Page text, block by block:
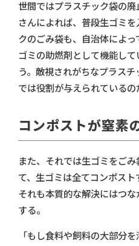
世間ではプラスチック袋の
さんによれば、普段生ゴミ
クのごみ袋も、自治体によ
ゴミの助燃剤として機能し
う。敵視されがちなプラス
では役割が与えられているの
コンポストが窒素
また、それでは生ゴミをご
て、生ゴミは全てコンポス
それも本質的な解決にはつ
する。
「もし食料や飼料の大部分